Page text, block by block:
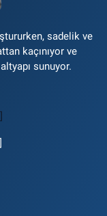
sadelik ve
kaçınıyor ve
sunuyor.